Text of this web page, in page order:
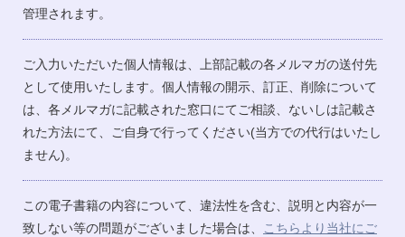
管理されます。
ご入力いただいた個人情報は、上部記載の各メルマガの送付先
として使用いたします。個人情報の開示、訂正、削除について
は、各メルマガに記載された窓口にてご相談、ないしは記載さ
れた方法にて、ご自身で行ってください(当方での代行はいたし
ません)。
この電子書籍の内容について、違法性を含む、説明と内容が一
致しない等の問題がございました場合は、
こちらより当社にご